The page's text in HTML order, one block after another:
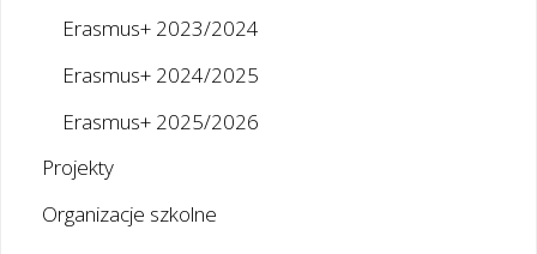
Erasmus+ 2023/2024
Erasmus+ 2024/2025
Erasmus+ 2025/2026
Projekty
Organizacje szkolne